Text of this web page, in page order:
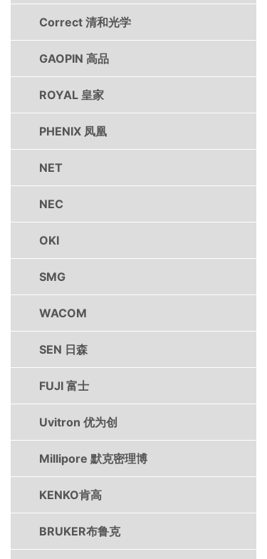
Correct 清和光学
GAOPIN 高品
ROYAL 皇家
PHENIX 凤凰
NET
NEC
OKI
SMG
WACOM
SEN 日森
FUJI 富士
Uvitron 优为创
Millipore 默克密理博
KENKO肯高
BRUKER布鲁克